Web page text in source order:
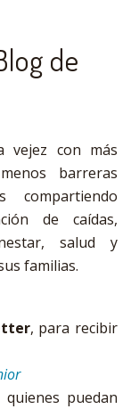
de
vejez con más
barreras
compartiendo
de caídas,
salud y
familias.
, para recibir
puedan